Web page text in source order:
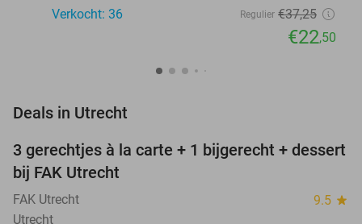
Verkocht: 36
Regulier €37,25
€22,50
Deals in Utrecht
40%
TODAY
3 gerechtjes à la carte + 1 bijgerecht + dessert
bij FAK Utrecht
FAK Utrecht 9.5 star
Utrecht